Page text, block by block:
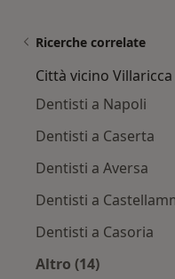
Ricerche correlate
Città vicino Villaricca
Dentisti a Napoli
Dentisti a Caserta
Dentisti a Aversa
Dentisti a
Dentisti a Casoria
Altro (14)